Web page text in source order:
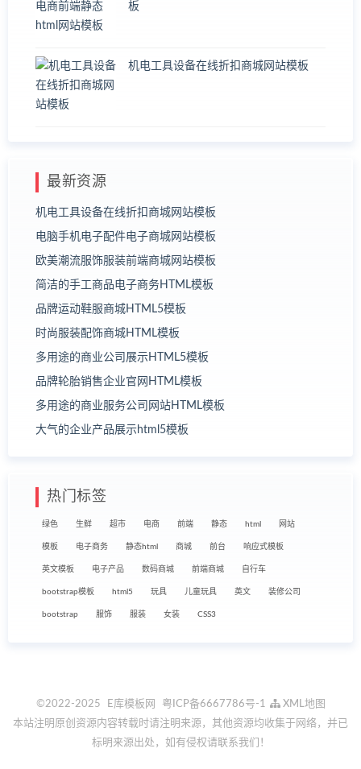
板
机电工具设备在线折扣商城网站模板
最新资源
机电工具设备在线折扣商城网站模板
电脑手机电子配件电子商城网站模板
欧美潮流服饰服装前端商城网站模板
简洁的手工商品电子商务HTML模板
品牌运动鞋服商城HTML5模板
时尚服装配饰商城HTML模板
多用途的商业公司展示HTML5模板
品牌轮胎销售企业官网HTML模板
多用途的商业服务公司网站HTML模板
大气的企业产品展示html5模板
热门标签
绿色 生鲜 超市 电商 前端 静态 html 网站
模板 电子商务 静态html 商城 前台 响应式模板
英文模板 电子产品 数码商城 前端商城 自行车
bootstrap模板 html5 玩具 儿童玩具 英文 装修公司
bootstrap 服饰 服装 女装 CSS3
©2022-2025 E库模板网 粤ICP备6667786号-1
XML地图
本站注明原创资源内容转载时请注明来源，其他资源均收集于网络，并已
标明来源出处，如有侵权请联系我们！